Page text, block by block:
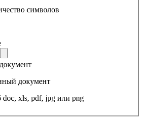
символов
xls, pdf, jpg или png